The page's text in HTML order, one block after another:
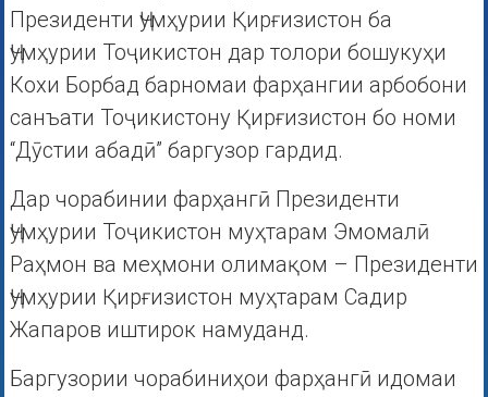
Президенти Ҷумҳурии Қирғизистон ба
Ҷумҳурии Тоҷикистон дар толори бошукуҳи
Кохи Борбад барномаи фарҳангии арбобони
санъати Тоҷикистону Қирғизистон бо номи
“Дӯстии абадӣ” баргузор гардид.
Дар чорабинии фарҳангӣ Президенти
Ҷумҳурии Тоҷикистон муҳтарам Эмомалӣ
Раҳмон ва меҳмони олимақом – Президенти
Ҷумҳурии Қирғизистон муҳтарам Садир
Жапаров иштирок намуданд.
Баргузории чорабиниҳои фарҳангӣ идомаи